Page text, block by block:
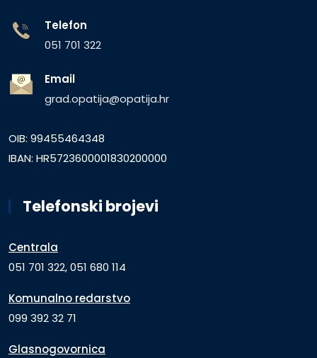
Telefon
051 701 322
Email
grad.opatija@opatija.hr
OIB: 99455464348
IBAN: HR5723600001830200000
Telefonski brojevi
Centrala
051 701 322, 051 680 114
Komunalno redarstvo
099 392 32 71
Glasnogovornica